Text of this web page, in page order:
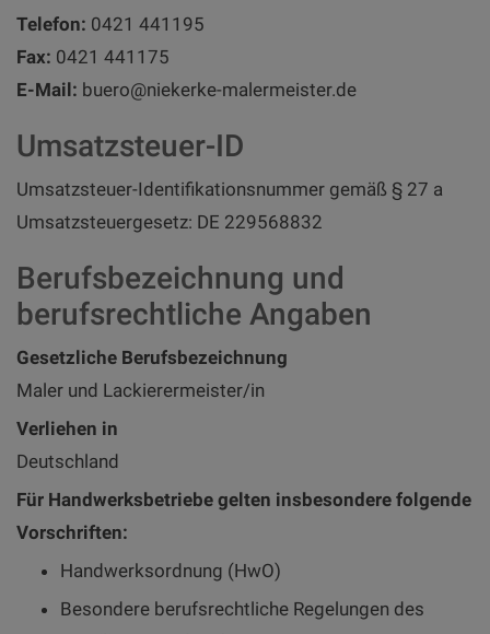
Telefon: 0421 441195
Fax: 0421 441175
E-Mail: buero@niekerke-malermeister.de
Umsatzsteuer-ID
Umsatzsteuer-Identifikationsnummer gemäß § 27 a
Umsatzsteuergesetz: DE 229568832
Berufsbezeichnung und
berufsrechtliche Angaben
Gesetzliche Berufsbezeichnung
Maler und Lackierermeister/in
Verliehen in
Deutschland
Für Handwerksbetriebe gelten insbesondere folgende
Vorschriften:
Handwerksordnung (HwO)
Besondere berufsrechtliche Regelungen des